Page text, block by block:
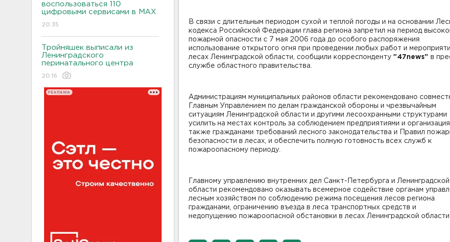
воспользоваться 110
цифровыми сервисами в МАХ
20:35
Тройняшек выписали из
Ленинградского
перинатального центра
20:16
РЕКЛАМА
В связи с длительным периодом сухой и теплой погоды и на основании
кодекса Российской Федерации глава региона запретил на период
пожарной опасности с 7 мая 2006 года до особого распоряжения
использование открытого огня при проведении любых работ и
лесах Ленинградской области, сообщили корреспонденту "47news" в
службе областного правительства.
Администрациям муниципальных районов области рекомендовано
Главным Управлением по делам гражданской обороны и чрезвычайным
ситуациям Ленинградской области и другими лесоохранными структурами
усилить на местах контроль за соблюдением предприятиями и
также гражданами требований лесного законодательства и Правил
безопасности в лесах, и обеспечить полную готовность всех служб к
пожароопасному периоду.
Главному управлению внутренних дел Санкт-Петербурга и Ленинградской
области рекомендовано оказывать всемерное содействие органам
лесным хозяйством по соблюдению режима посещения лесов региона
гражданами, ограничению въезда в леса транспортных средств и
недопущению пожароопасной обстановки в лесах Ленинградской области